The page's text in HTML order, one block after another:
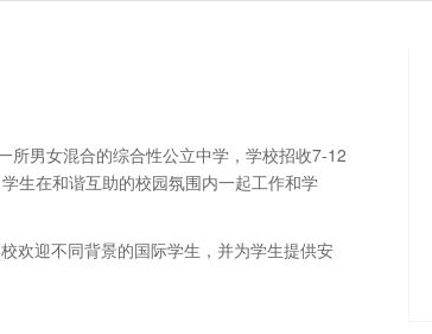
所男女混合的综合性公立中学，学校招收7-12
生在和谐互助的校园氛围内一起工作和学
欢迎不同背景的国际学生，并为学生提供安